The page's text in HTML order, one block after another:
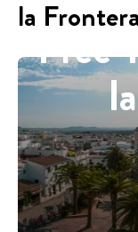
la Frontera
Free